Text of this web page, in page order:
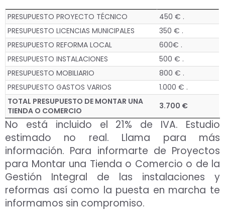
PRESUPUESTO PROYECTO TÉCNICO
450 € .
PRESUPUESTO LICENCIAS MUNICIPALES
350 € .
PRESUPUESTO REFORMA LOCAL
600€ .
PRESUPUESTO INSTALACIONES
500 € .
PRESUPUESTO MOBILIARIO
800 € .
PRESUPUESTO GASTOS VARIOS
1.000 € .
TOTAL PRESUPUESTO DE MONTAR UNA
TIENDA O COMERCIO
3.700 €
No está incluido el 21% de IVA. Estudio
estimado no real. Llama para más
información. Para informarte de Proyectos
para Montar una Tienda o Comercio o de la
Gestión Integral de las instalaciones y
reformas así como la puesta en marcha te
informamos sin compromiso.